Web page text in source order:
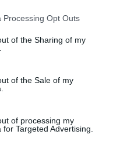
Processing Opt Outs
of the Sharing of my
of the Sale of my
of processing my
Targeted Advertising.